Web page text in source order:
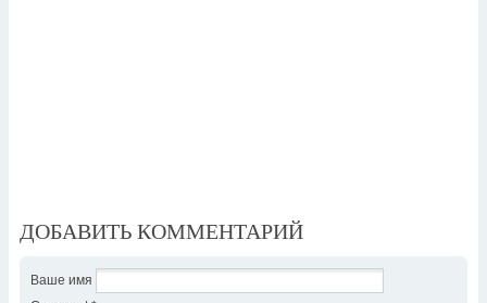
ДОБАВИТЬ КОММЕНТАРИЙ
Ваше имя